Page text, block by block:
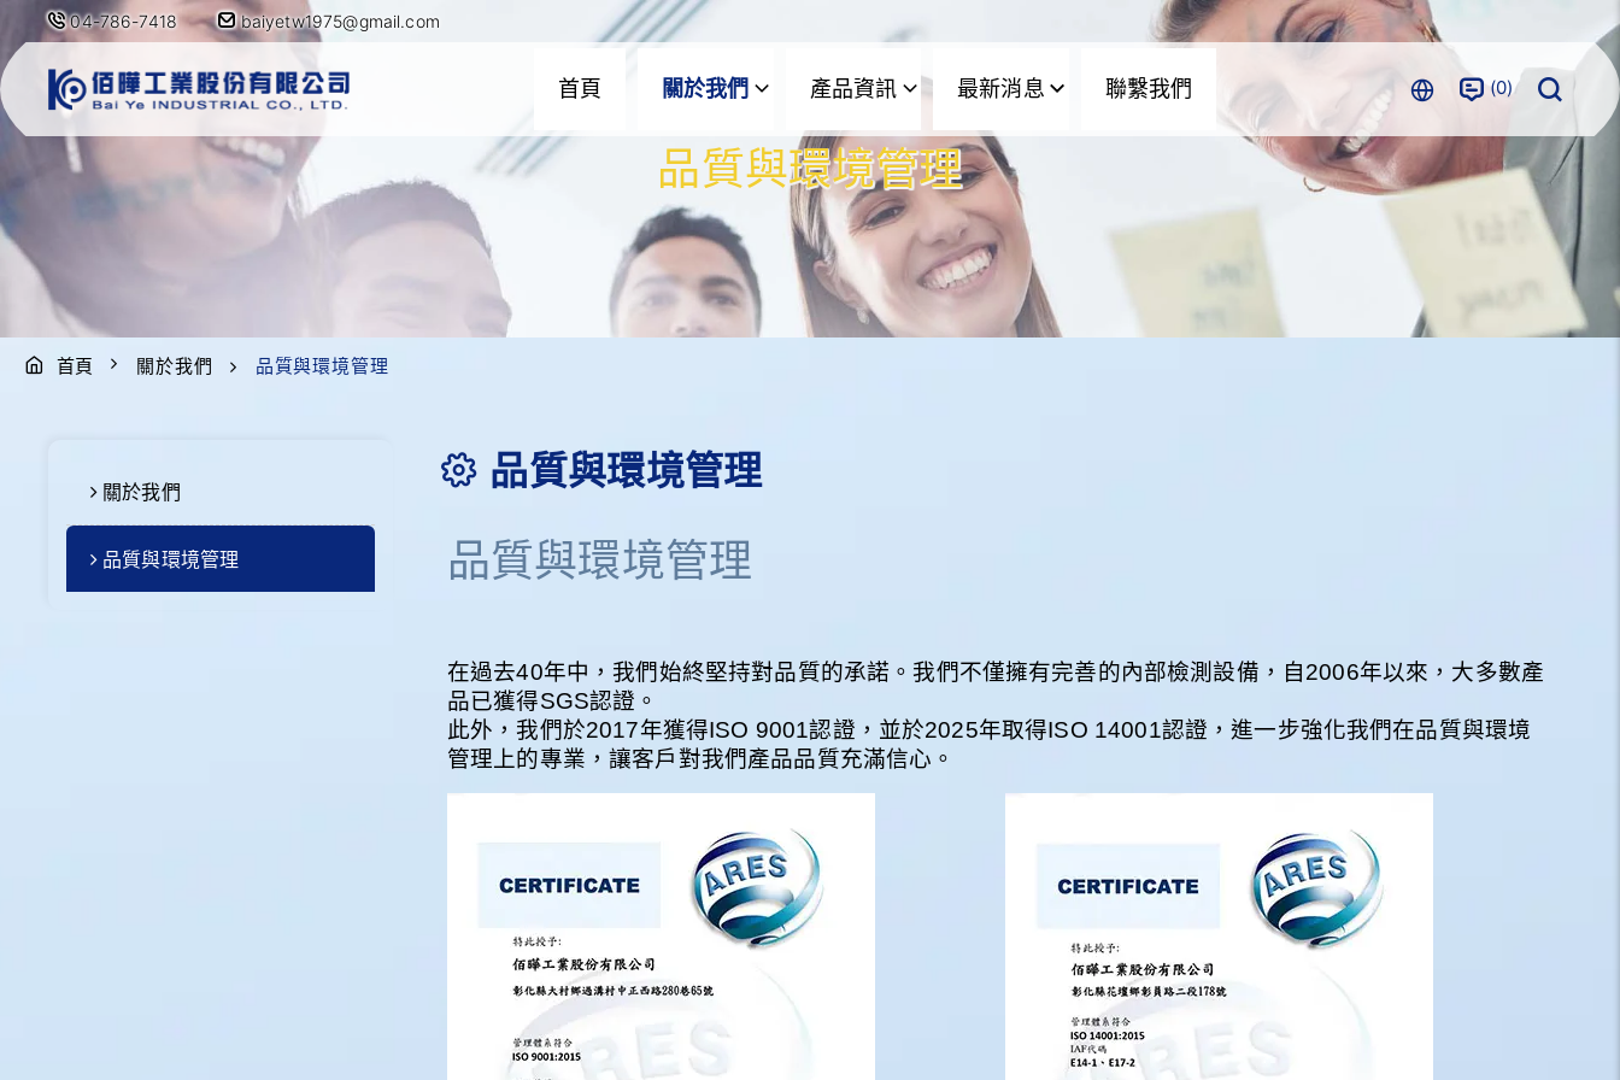
04-786-7418 baiyetw1975@gmail.com
首頁 關於我們 產品資訊 最新消息 聯繫我們 0
品質與環境管理
首頁 關於我們 品質與環境管理
關於我們
品質與環境管理
品質與環境管理
品質與環境管理
在過去40年中，我們始終堅持對品質的承諾。我們不僅擁有完善的內部檢測設備，自2006年以來，大多數產
品已獲得SGS認證。
此外，我們於2017年獲得ISO 9001認證，並於2025年取得ISO 14001認證，進一步強化我們在品質與環境
管理上的專業，讓客戶對我們產品品質充滿信心。